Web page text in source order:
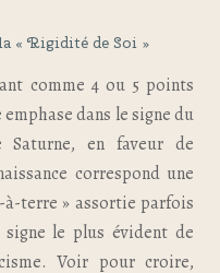
« Rigidité de Soi »
comme 4 ou 5 points
dans le signe du
Saturne, en faveur de
correspond une
terre » assortie parfois
signe le plus évident de
Voir pour croire,